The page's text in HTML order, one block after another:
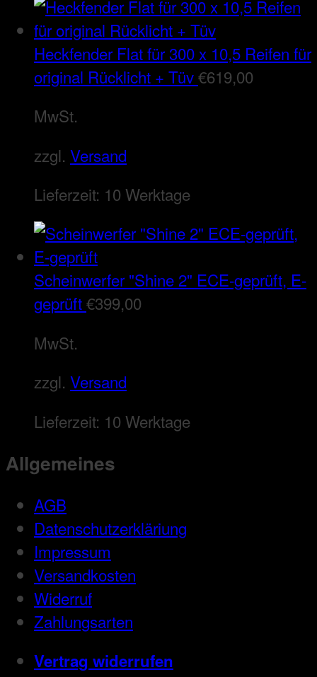
Heckfender Flat für 300 x 10,5 Reifen für
original Rücklicht + Tüv€619,00
MwSt.
zzgl. Versand
Lieferzeit: 10 Werktage
Scheinwerfer "Shine 2" ECE-geprüft, E-
geprüft€399,00
MwSt.
zzgl. Versand
Lieferzeit: 10 Werktage
Allgemeines
AGB
Datenschutzerkläriung
Impressum
Versandkosten
Widerruf
Zahlungsarten
Vertrag widerrufen